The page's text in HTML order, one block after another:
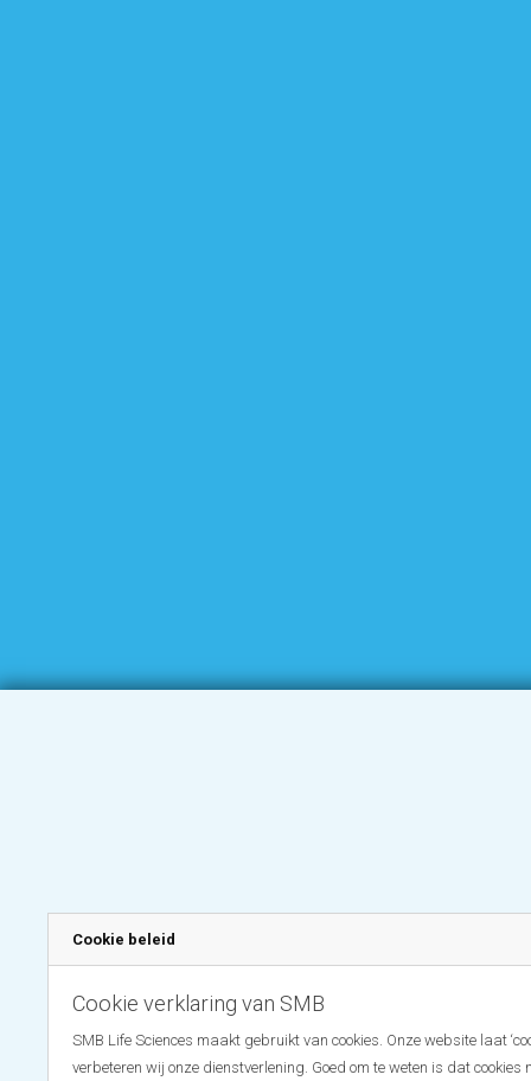
Cookie beleid
Cookie verklaring van SMB
SMB Life Sciences maakt gebruikt van cookies. Onze website laat
verbeteren wij onze dienstverlening. Goed om te weten is dat